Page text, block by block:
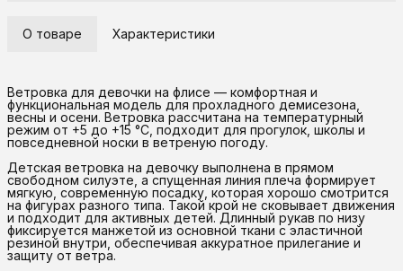
О товаре Характеристики
Ветровка для девочки на флисе — комфортная и
функциональная модель для прохладного демисезона,
весны и осени. Ветровка рассчитана на температурный
режим от +5 до +15 °C, подходит для прогулок, школы и
повседневной носки в ветреную погоду.
Детская ветровка на девочку выполнена в прямом
свободном силуэте, а спущенная линия плеча формирует
мягкую, современную посадку, которая хорошо смотрится
на фигурах разного типа. Такой крой не сковывает движения
и подходит для активных детей. Длинный рукав по низу
фиксируется манжетой из основной ткани с эластичной
резиной внутри, обеспечивая аккуратное прилегание и
защиту от ветра.